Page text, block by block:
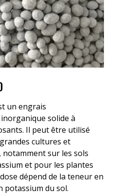
un engrais
solide à
Il peut être utilisé
cultures et
sur les sols
et pour les plantes
dépend de la teneur en
potassium du sol.